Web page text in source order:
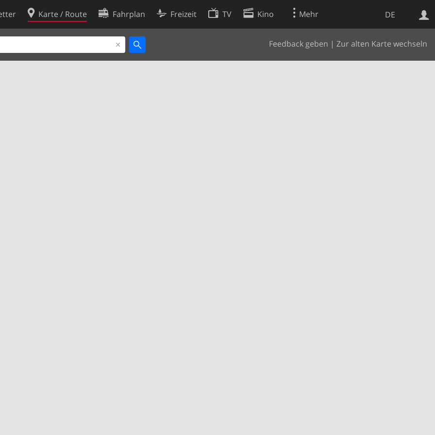
DE
Karte / Route Fahrplan Freizeit TV Kino Mehr
Feedback geben | Zur alten Karte wechseln
Websuche
Cookie-Richtlinie
Cookie-Einstellungen